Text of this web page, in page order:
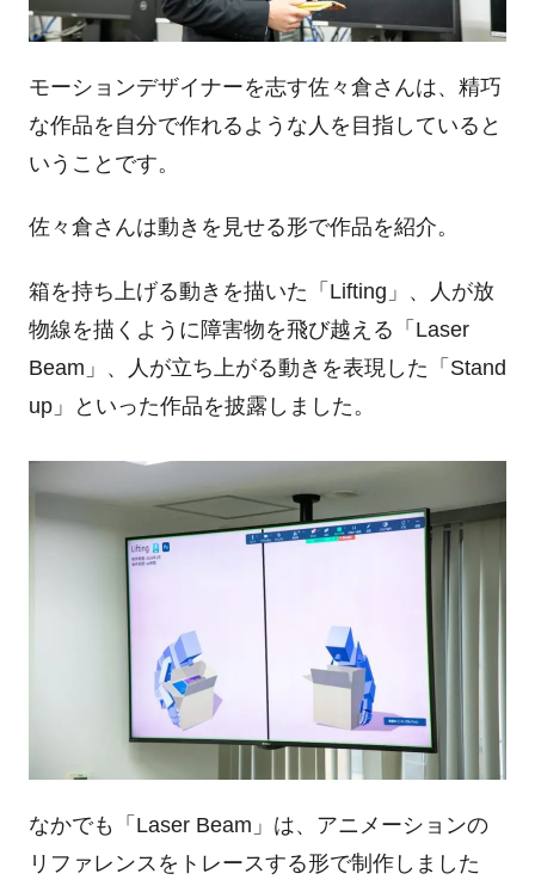
モーションデザイナーを志す佐々倉さんは、精巧
な作品を自分で作れるような人を目指していると
いうことです。
佐々倉さんは動きを見せる形で作品を紹介。
箱を持ち上げる動きを描いた「 Lifting 」、人が放
物線を描くように障害物を飛び越える「 Laser
Beam 」、人が立ち上がる動きを表現した「 Stand
up」といった作品を披露しました。
なかでも「 Laser Beam 」は、アニメーションの
リファレンスをトレースする形で制作しました